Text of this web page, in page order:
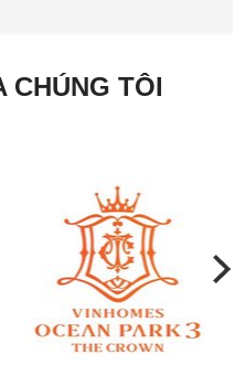
CHÚNG TÔI